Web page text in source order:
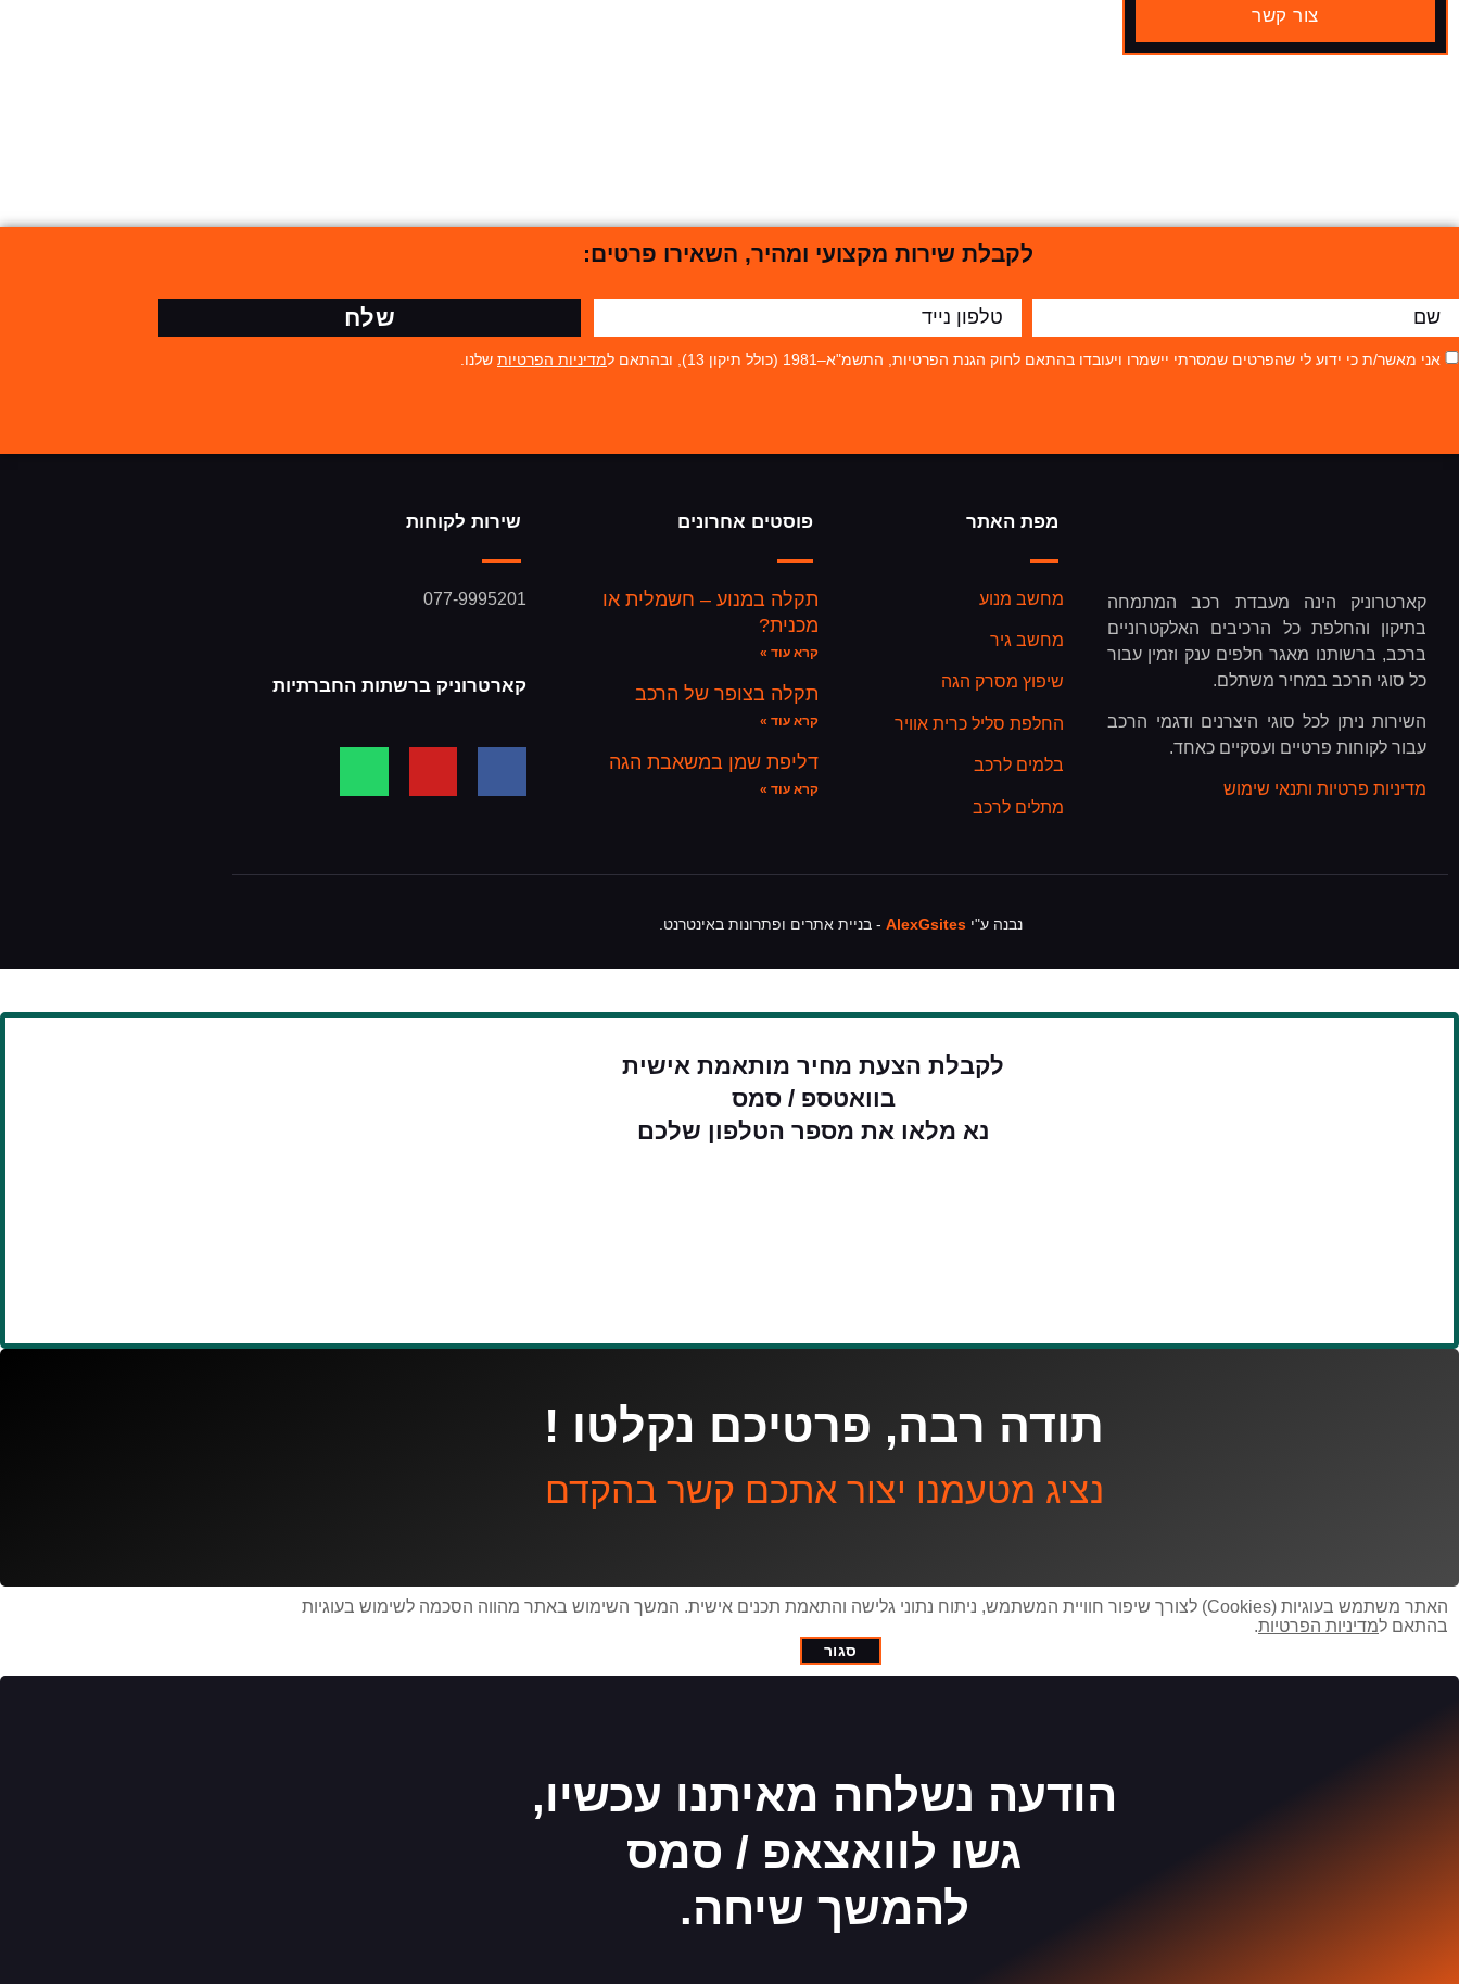
צור קשר
לקבלת שירות מקצועי ומהיר, השאירו פרטים:
אני מאשר/ת כי ידוע לי שהפרטים שמסרתי יישמרו ויעובדו בהתאם לחוק הגנת הפרטיות, התשמ"א–1981 (כולל תיקון 13), ובהתאם ל מדיניות הפרטיות שלנו.
שלח
קארטרוניק הינה מעבדת רכב המתמחה
בתיקון והחלפת כל הרכיבים האלקטרוניים
ברכב, ברשותנו מאגר חלפים ענק וזמין עבור
כל סוגי הרכב במחיר משתלם.
השירות ניתן לכל סוגי היצרנים ודגמי הרכב
עבור לקוחות פרטיים ועסקיים כאחד.
מדיניות פרטיות ותנאי שימוש
מפת האתר
מחשב מנוע
מחשב גיר
שיפוץ מסרק הגה
החלפת סליל כרית אוויר
בלמים לרכב
מתלים לרכב
פוסטים אחרונים
תקלה במנוע – חשמלית או
מכנית?
קרא עוד »
תקלה בצופר של הרכב
קרא עוד »
דליפת שמן במשאבת הגה
קרא עוד »
שירות לקוחות
077-9995201
קארטרוניק ברשתות החברתיות
נבנה ע"יAlexGsites - בניית אתרים ופתרונות באינטרנט.
לקבלת הצעת מחיר מותאמת אישית
בוואטספ / סמס
נא מלאו את מספר הטלפון שלכם
תודה רבה, פרטיכם נקלטו !
נציג מטעמנו יצור אתכם קשר בהקדם
האתר משתמש בעוגיות (Cookies) לצורך שיפור חוויית המשתמש, ניתוח נתוני גלישה והתאמת תכנים אישית. המשך השימוש באתר מהווה הסכמה לשימוש בעוגיות
בהתאם למדיניות הפרטיות.
סגור
הודעה נשלחה מאיתנו עכשיו,
גשו לוואצאפ / סמס
להמשך שיחה.